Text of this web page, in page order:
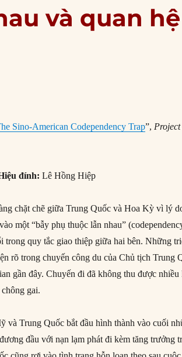
và quan hệ
Sino-American Codependency Trap”,Project
đính: Lê Hồng Hiệp
chặt chẽ giữa Trung Quốc và Hoa Kỳ vì lý
một “bẫy phụ thuộc lẫn nhau”
trong quy tắc giao thiệp giữa hai bên. Những
rõ trong chuyến công du của Chủ tịch Trung
gần đây. Chuyến đi đã không thu được nhiều
gai.
và Trung Quốc bắt đầu hình thành vào cuối
đầu với nạn lạm phát đi kèm tăng trưởng